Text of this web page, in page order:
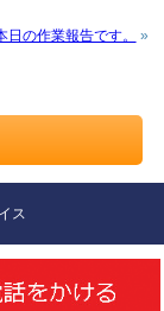
日の作業報告です。 »
ス